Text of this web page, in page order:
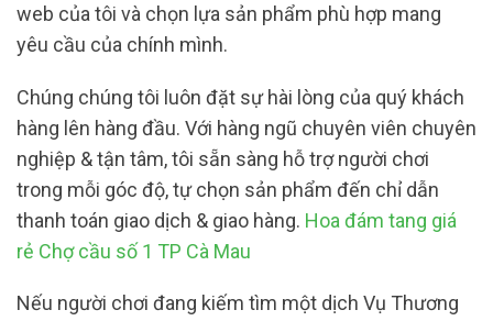
web của tôi và chọn lựa sản phẩm phù hợp mang
yêu cầu của chính mình.
Chúng chúng tôi luôn đặt sự hài lòng của quý khách
hàng lên hàng đầu. Với hàng ngũ chuyên viên chuyên
nghiệp & tận tâm, tôi sẵn sàng hỗ trợ người chơi
trong mỗi góc độ, tự chọn sản phẩm đến chỉ dẫn
thanh toán giao dịch & giao hàng. Hoa đám tang giá
rẻ Chợ cầu số 1 TP Cà Mau
Nếu người chơi đang kiếm tìm một dịch Vụ Thương